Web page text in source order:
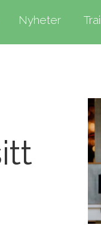
Nyheter